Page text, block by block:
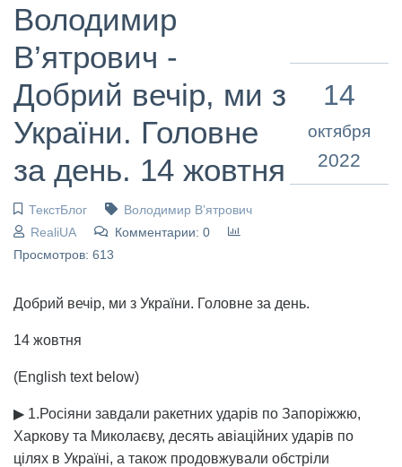
Володимир
В’ятрович -
Добрий вечір, ми з
України. Головне
за день. 14 жовтня
ТекстБлог
Володимир В’ятрович
RealiUA
Комментарии: 0
Просмотров: 613
14
октября
2022
Добрий вечір, ми з України. Головне за день.
14 жовтня
(English text below)
▶ 1.Росіяни завдали ракетних ударів по Запоріжжю,
Харкову та Миколаєву, десять авіаційних ударів по
цілях в Україні, а також продовжували обстріли